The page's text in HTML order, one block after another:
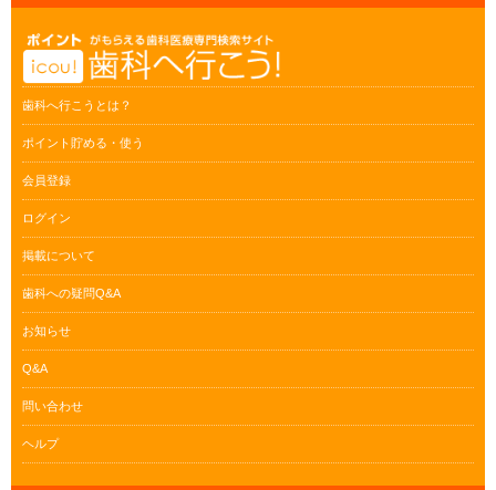
歯科へ行こうとは？
ポイント貯める・使う
会員登録
ログイン
掲載について
歯科への疑問Q&A
お知らせ
Q&A
問い合わせ
ヘルプ